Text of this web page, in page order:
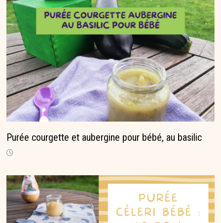
Purée courgette et aubergine pour bébé, au basilic